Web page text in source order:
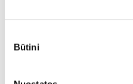
pasirinkimas
Būtini